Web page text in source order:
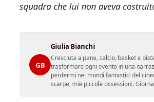
squadra che lui non aveva
GB
Giulia Bianchi
Cresciuta a pane, calcio, basket e
trasformare ogni evento in una
perdermi nei mondi fantastici del
scarpe, mie piccole ossessioni.